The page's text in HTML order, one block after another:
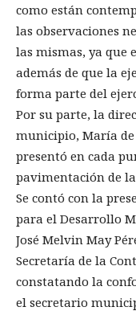
como están
las observaciones
las mismas, ya que
además de que la
forma parte del
Por su parte, la
municipio, María de
presentó en cada
pavimentación de
Se contó con la
para el Desarrollo
José Melvin May
Secretaría de la
constatando la
el secretario